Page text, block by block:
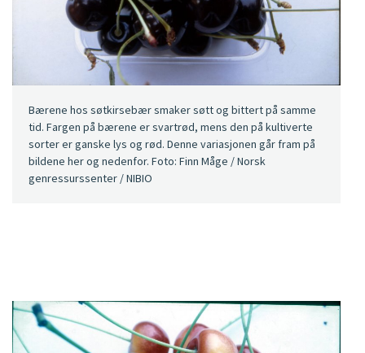
Bærene hos søtkirsebær smaker søtt og bittert på samme
tid. Fargen på bærene er svartrød, mens den på kultiverte
sorter er ganske lys og rød. Denne variasjonen går fram på
bildene her og nedenfor. Foto: Finn Måge / Norsk
genressurssenter / NIBIO